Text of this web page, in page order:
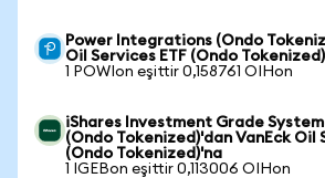
Power Integrations (Ondo
Oil Services ETF (Ondo
1 POWIon eşittir 0,158761 OIHon
iShares Investment Grade
(Ondo Tokenized)'dan VanEck Oil
(Ondo Tokenized)'na
1 IGEBon eşittir 0,113006 OIHon